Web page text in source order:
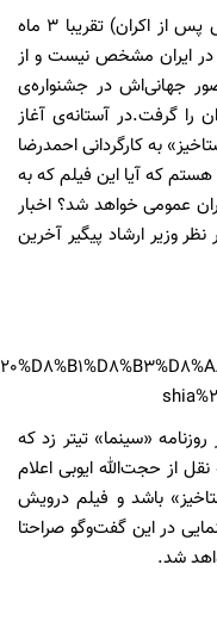
از اکران) تقریبا 3 ماه
در ایران مشخص نیست و از
جهانی‌اش در جشنواره‌ی
را گرفت.در آستانه‌ی آغاز
به کارگردانی احمدرضا
که آیا این فیلم که به
عمومی خواهد شد؟ اخبار
وزیر ارشاد پیگیر آخرین
«سینما» تیتر زد که
از حجت‌الله ایوبی اعلام
باشد و فیلم درویش
در این گفت‌وگو صراحتا
شد.